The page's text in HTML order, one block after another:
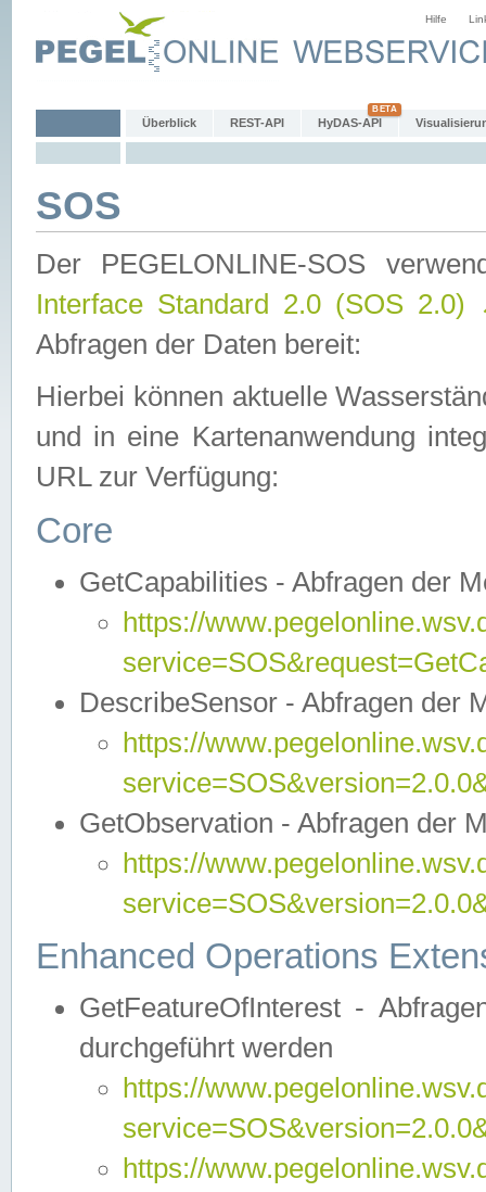
Hilfe
Überblick REST-API HyDAS-API
SOS
Der PEGELONLINE-SOS
Interface Standard 2.0 (SOS 2.0)
Abfragen der Daten bereit:
Hierbei können aktuelle
und in eine Kartenanwendung
URL zur Verfügung:
Core
GetCapabilities - Abfragen der
https://
DescribeSensor - Abfragen der
https://
GetObservation - Abfragen der
https://
Enhanced Operations
GetFeatureOfInterest -
durchgeführt werden
https://
https://